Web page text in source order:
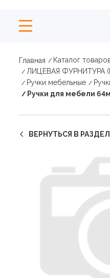
Главная Каталог
ЛИЦЕВАЯ ФУРНИТУРА
Ручки мебельные
Ручки для мебели
ВЕРНУТЬСЯ В РАЗДЕЛ